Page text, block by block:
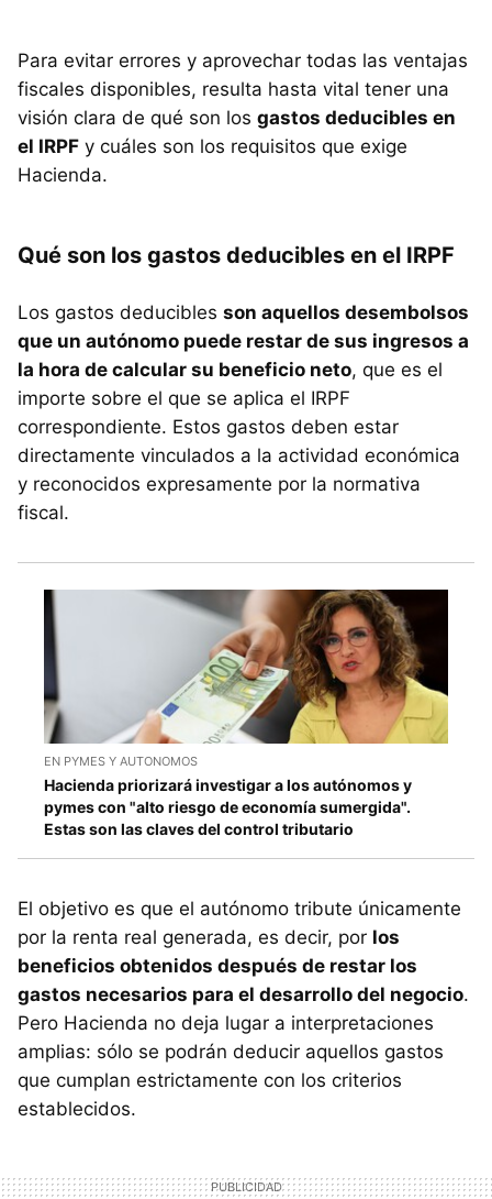
Para evitar errores y aprovechar todas las ventajas
fiscales disponibles, resulta hasta vital tener una
visión clara de qué son los gastos deducibles en
el IRPF y cuáles son los requisitos que exige
Hacienda.
Qué son los gastos deducibles en el IRPF
Los gastos deducibles son aquellos desembolsos
que un autónomo puede restar de sus ingresos a
la hora de calcular su beneficio neto, que es el
importe sobre el que se aplica el IRPF
correspondiente. Estos gastos deben estar
directamente vinculados a la actividad económica
y reconocidos expresamente por la normativa
fiscal.
EN PYMES Y AUTONOMOS
Hacienda priorizará investigar a los autónomos y
pymes con "alto riesgo de economía sumergida".
Estas son las claves del control tributario
El objetivo es que el autónomo tribute únicamente
por la renta real generada, es decir, por los
beneficios obtenidos después de restar los
gastos necesarios para el desarrollo del negocio.
Pero Hacienda no deja lugar a interpretaciones
amplias: sólo se podrán deducir aquellos gastos
que cumplan estrictamente con los criterios
establecidos.